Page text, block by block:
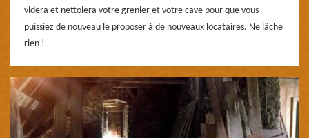
videra et nettoiera votre grenier et votre cave pour que vous
puissiez de nouveau le proposer à de nouveaux locataires. Ne lâche
rien !